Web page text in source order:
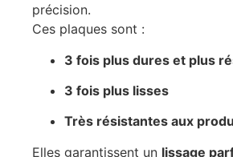
précision.
Ces plaques sont :
3 fois plus dures et plus
3 fois plus lisses
Très résistantes aux
Elles garantissent un lissage